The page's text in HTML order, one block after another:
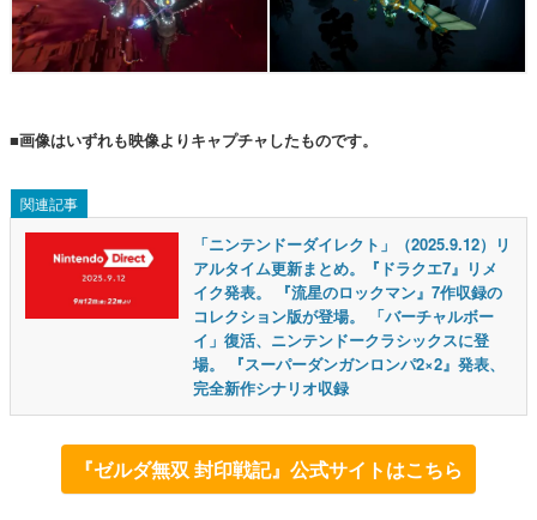
■画像はいずれも映像よりキャプチャしたものです。
関連記事
「ニンテンドーダイレクト」（2025.9.12）リ
アルタイム更新まとめ。『ドラクエ7』リメ
イク発表。 『流星のロックマン』7作収録の
コレクション版が登場。 「バーチャルボー
イ」復活、ニンテンドークラシックスに登
場。 『スーパーダンガンロンパ2×2』発表、
完全新作シナリオ収録
『ゼルダ無双 封印戦記』公式サイトはこちら